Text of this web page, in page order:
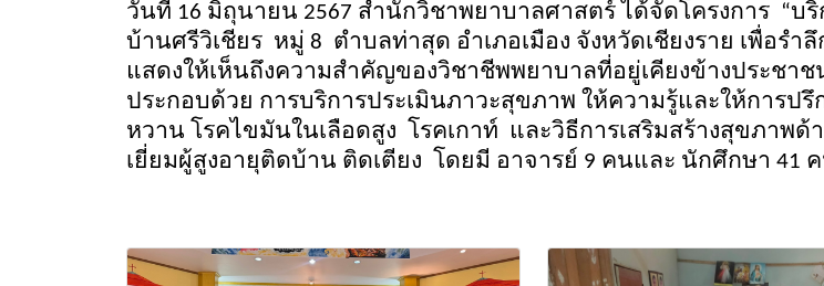
วันที่ 16 มิถุนายน 2567 สำนักวิชาพยาบาลศาสตร์ ได้จัดโครงการ “บริ
บ้านศรีวิเชียร หมู่ 8 ตำบลท่าสุด อำเภอเมือง จังหวัดเชียงราย เพื่อร
แสดงให้เห็นถึงความสำคัญของวิชาชีพพยาบาลที่อยู่เคียงข้างประชา
ประกอบด้วย การบริการประเมินภาวะสุขภาพ ให้ความรู้และให้การ
หวาน โรคไขมันในเลือดสูง โรคเกาท์ และวิธีการเสริมสร้างสุขภาพ
เยี่ยมผู้สูงอายุติดบ้าน ติดเตียง โดยมี อาจารย์ 9 คนและ นักศึกษา 41